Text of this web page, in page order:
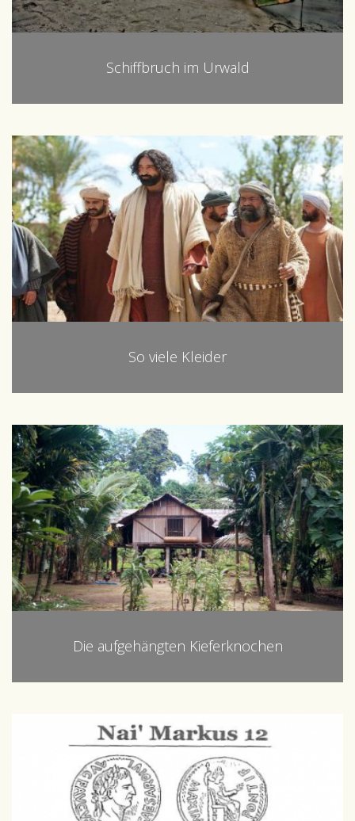
Schiffbruch im Urwald
So viele Kleider
Die aufgehängten Kieferknochen